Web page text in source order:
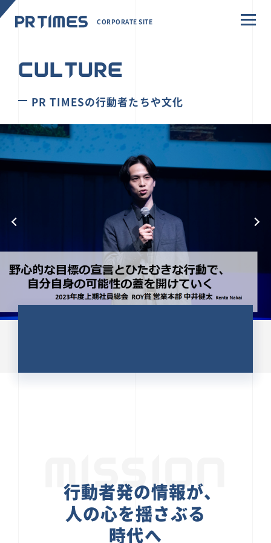
CORPORATE SITE
CULTURE
PR TIMESの行動者たちや文化